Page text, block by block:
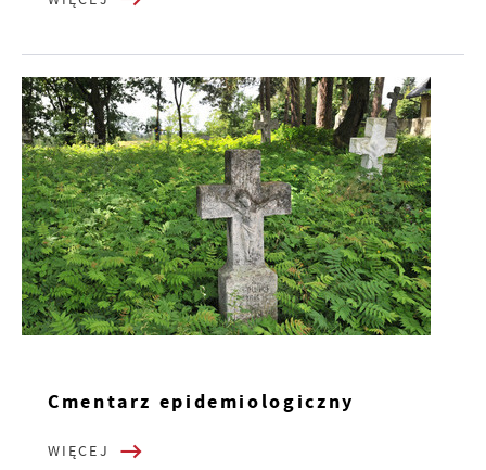
Cmentarz epidemiologiczny
WIĘCEJ